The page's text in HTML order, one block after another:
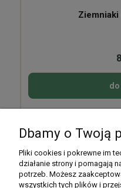
Dbamy o Twoją
Pliki cookies i pokrewne im
działanie strony i pomagają
potrzeb. Możesz
wszystkich tych plików i